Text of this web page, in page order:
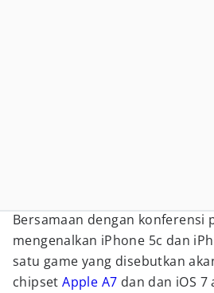
Bersamaan dengan konferensi
mengenalkan iPhone 5c dan
satu game yang disebutkan
chipsetApple A7 dan dan iOS 7